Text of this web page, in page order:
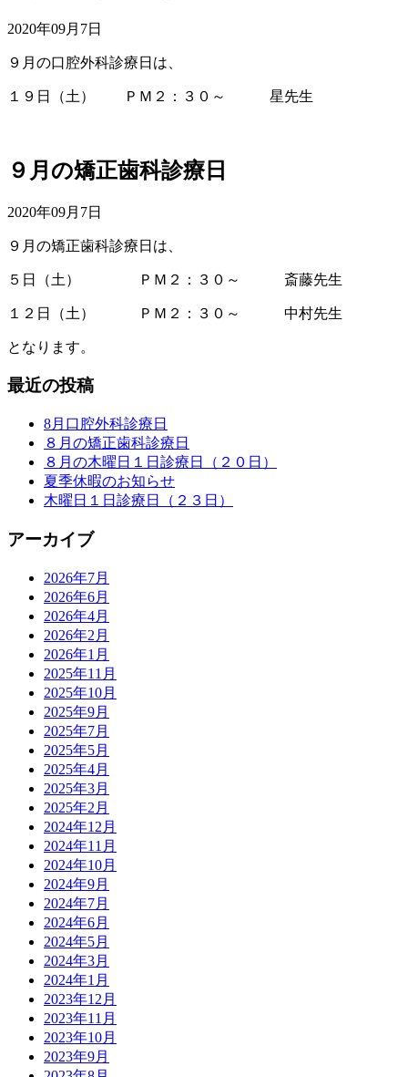
2020年09月7日
９月の口腔外科診療日は、
１９日（土） ＰＭ２：３０～ 星先生
９月の矯正歯科診療日
2020年09月7日
９月の矯正歯科診療日は、
５日（土） ＰＭ２：３０～ 斎藤先生
１２日（土） ＰＭ２：３０～ 中村先生
となります。
最近の投稿
8月口腔外科診療日
８月の矯正歯科診療日
８月の木曜日１日診療日（２０日）
夏季休暇のお知らせ
木曜日１日診療日（２３日）
アーカイブ
2026年7月
2026年6月
2026年4月
2026年2月
2026年1月
2025年11月
2025年10月
2025年9月
2025年7月
2025年5月
2025年4月
2025年3月
2025年2月
2024年12月
2024年11月
2024年10月
2024年9月
2024年7月
2024年6月
2024年5月
2024年3月
2024年1月
2023年12月
2023年11月
2023年10月
2023年9月